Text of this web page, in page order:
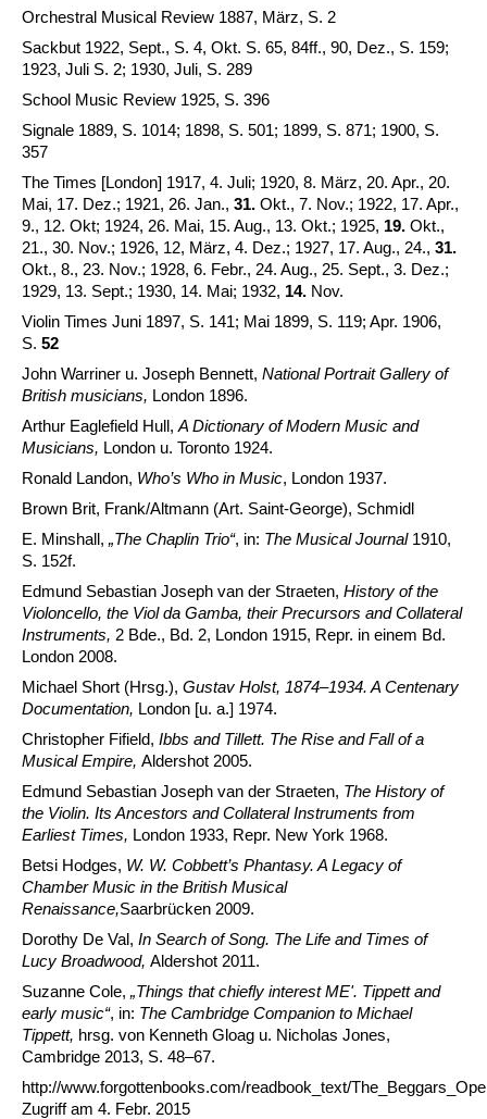
Orchestral Musical Review 1887, März, S. 2
Sackbut 1922, Sept., S. 4, Okt. S. 65, 84ff., 90, Dez., S. 159;
1923, Juli S. 2; 1930, Juli, S. 289
School Music Review 1925, S. 396
Signale 1889, S. 1014; 1898, S. 501; 1899, S. 871; 1900, S.
357
The Times [London] 1917, 4. Juli; 1920, 8. März, 20. Apr., 20.
Mai, 17. Dez.; 1921, 26. Jan., 31. Okt., 7. Nov.; 1922, 17. Apr.,
9., 12. Okt; 1924, 26. Mai, 15. Aug., 13. Okt.; 1925, 19. Okt.,
21., 30. Nov.; 1926, 12, März, 4. Dez.; 1927, 17. Aug., 24., 31.
Okt., 8., 23. Nov.; 1928, 6. Febr., 24. Aug., 25. Sept., 3. Dez.;
1929, 13. Sept.; 1930, 14. Mai; 1932, 14. Nov.
Violin Times Juni 1897, S. 141; Mai 1899, S. 119; Apr. 1906,
S. 52
John Warriner u. Joseph Bennett, National Portrait Gallery of
British musicians, London 1896.
Arthur Eaglefield Hull, A Dictionary of Modern Music and
Musicians, London u. Toronto 1924.
Ronald Landon, Who’s Who in Music, London 1937.
Brown Brit, Frank/Altmann (Art. Saint-George), Schmidl
E. Minshall, „The Chaplin Trio“, in: The Musical Journal1910,
S. 152f.
Edmund Sebastian Joseph van der Straeten, History of the
Violoncello, the Viol da Gamba, their Precursors and Collateral
Instruments, 2 Bde., Bd. 2, London 1915, Repr. in einem Bd.
London 2008.
Michael Short (Hrsg.), Gustav Holst, 1874–1934. A Centenary
Documentation, London [u. a.] 1974.
Christopher Fifield, Ibbs and Tillett. The Rise and Fall of a
Musical Empire, Aldershot 2005.
Edmund Sebastian Joseph van der Straeten, The History of
the Violin. Its Ancestors and Collateral Instruments from
Earliest Times, London 1933, Repr. New York 1968.
Betsi Hodges, W. W. Cobbett’s Phantasy. A Legacy of
Chamber Music in the British Musical
Renaissance,Saarbrücken 2009.
Dorothy De Val, In Search of Song. The Life and Times of
Lucy Broadwood, Aldershot 2011.
Suzanne Cole, „Things that chiefly interest ME'. Tippett and
early music“, in: The Cambridge Companion to Michael
Tippett, hrsg. von Kenneth Gloag u. Nicholas Jones,
Cambridge 2013, S. 48–67.
http://www.forgottenbooks.com/readbook_text/
Zugriff am 4. Febr. 2015